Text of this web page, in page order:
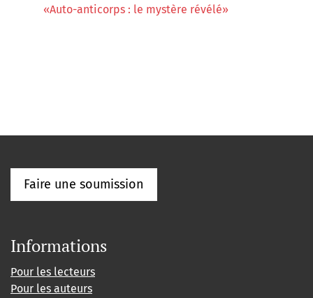
«Auto-anticorps : le mystère révélé»
Faire une soumission
Informations
Pour les lecteurs
Pour les auteurs